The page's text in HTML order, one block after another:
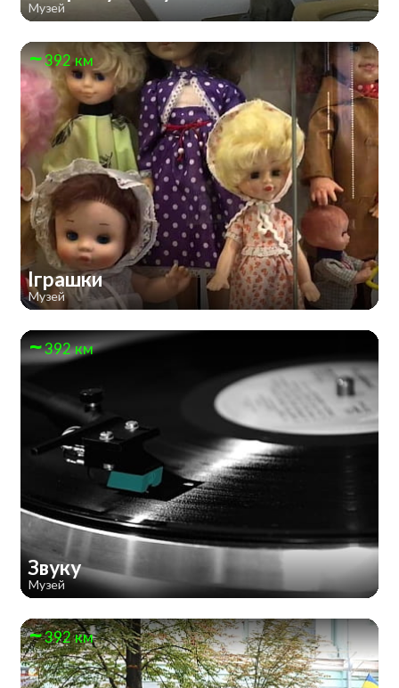
Музей
392 км
Іграшки
Музей
392 км
Звуку
Музей
392 км